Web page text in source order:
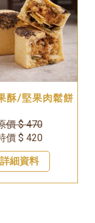
酥/堅果肉鬆餅
價 $ 470
價 $ 420
詳細資料